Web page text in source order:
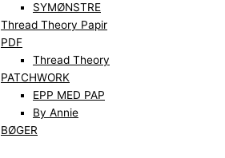
SYMØNSTRE
Thread Theory Papir
PDF
Thread Theory
PATCHWORK
EPP MED PAP
By Annie
BØGER